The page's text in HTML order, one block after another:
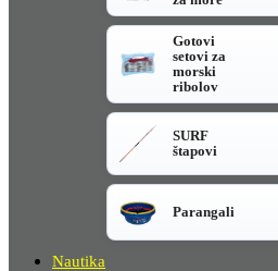
Gotovi
setovi za
morski
ribolov
SURF
štapovi
Parangali
Nautika